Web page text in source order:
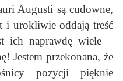
Augusti są cudowne,
i urokliwie oddają treść
ich naprawdę wiele –
Jestem przekonana, że
pozycji pięknie